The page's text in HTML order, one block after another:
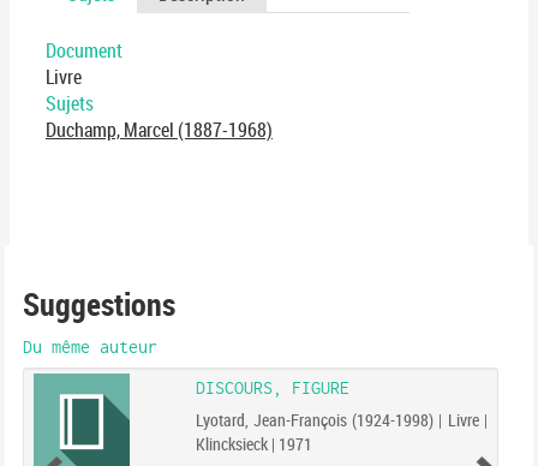
Document
Livre
Sujets
Duchamp, Marcel (1887-1968)
Suggestions
Du même auteur
DISCOURS, FIGURE
Lyotard, Jean-François (1924-1998) | Livre |
Klincksieck | 1971